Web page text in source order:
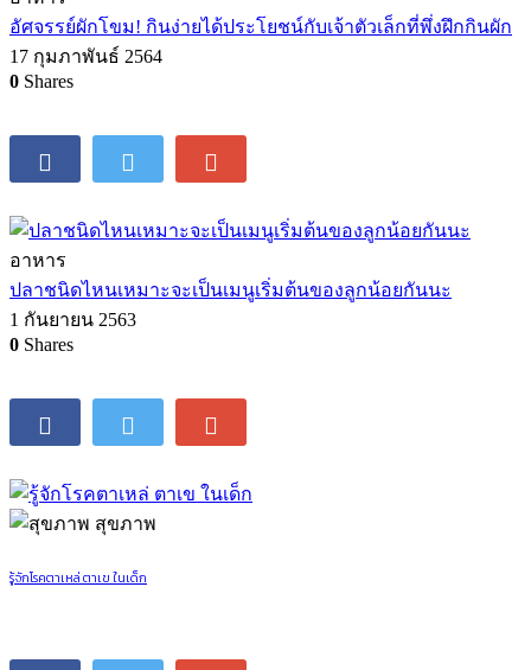
อัศจรรย์ผักโขม! กินง่ายได้ประโยชน์กับเจ้าตัวเล็กที่พึ่งฝึกกินผัก
17 กุมภาพันธ์ 2564
0 Shares
อาหาร
ปลาชนิดไหนเหมาะจะเป็นเมนูเริ่มต้นของลูกน้อยกันนะ
1 กันยายน 2563
0 Shares
สุขภาพ
รู้จักโรคตาเหล่ ตาเข ในเด็ก